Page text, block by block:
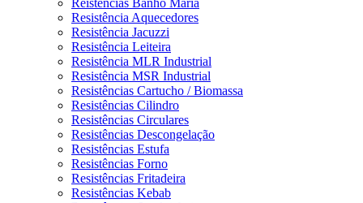
Resistência Aquecedores
Resistência Jacuzzi
Resistência Leiteira
Resistência MLR Industrial
Resistência MSR Industrial
Resistências Cartucho / Biomassa
Resistências Cilindro
Resistências Circulares
Resistências Descongelação
Resistências Estufa
Resistências Forno
Resistências Fritadeira
Resistências Kebab